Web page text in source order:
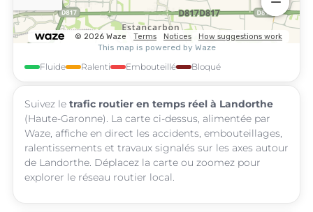
Fluide Ralenti Embouteillé Bloqué
Suivez le trafic routier en temps réel à Landorthe
(Haute-Garonne). La carte ci-dessus, alimentée par
Waze, affiche en direct les accidents, embouteillages,
ralentissements et travaux signalés sur les axes autour
de Landorthe. Déplacez la carte ou zoomez pour
explorer le réseau routier local.